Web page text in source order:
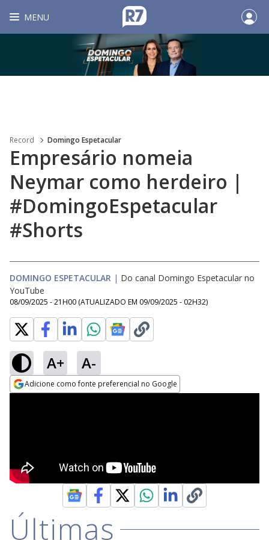
MENU
Record Domingo Espetacular
Empresário nomeia
Neymar como herdeiro |
#DomingoEspetacular
#Shorts
DOMINGO ESPETACULAR | Do canal Domingo Espetacular no
YouTube
08/09/2025 - 21H00 (ATUALIZADO EM 09/09/2025 - 02H32)
A+ A-
Adicione como fonte preferencial no Google
Últimas